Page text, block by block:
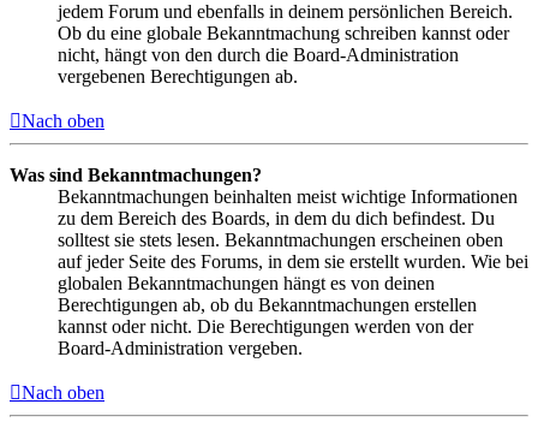
jedem Forum und ebenfalls in deinem persönlichen Bereich.
Ob du eine globale Bekanntmachung schreiben kannst oder
nicht, hängt von den durch die Board-Administration
vergebenen Berechtigungen ab.
Nach oben
Was sind Bekanntmachungen?
Bekanntmachungen beinhalten meist wichtige Informationen
zu dem Bereich des Boards, in dem du dich befindest. Du
solltest sie stets lesen. Bekanntmachungen erscheinen oben
auf jeder Seite des Forums, in dem sie erstellt wurden. Wie bei
globalen Bekanntmachungen hängt es von deinen
Berechtigungen ab, ob du Bekanntmachungen erstellen
kannst oder nicht. Die Berechtigungen werden von der
Board-Administration vergeben.
Nach oben